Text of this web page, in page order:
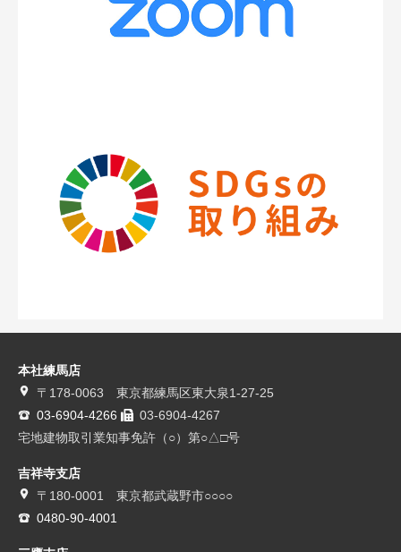
本社練馬店
〒178-0063 東京都練馬区東大泉1-27-25
03-6904-4266
03-6904-4267
宅地建物取引業知事免許（○）第○△□号
吉祥寺支店
〒180-0001 東京都武蔵野市○○○○
0480-90-4001